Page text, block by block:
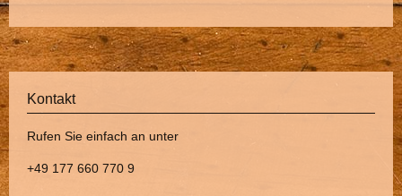
Kontakt
Rufen Sie einfach an unter
+49 177 660 770 9